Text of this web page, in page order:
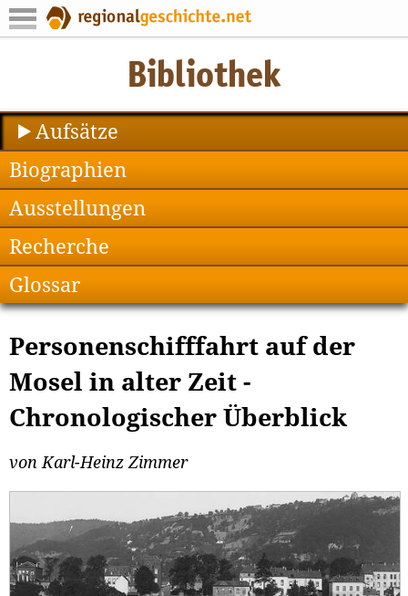
Aufsätze
Biographien
Ausstellungen
Recherche
Glossar
Personenschifffahrt auf der
Mosel in alter Zeit -
Chronologischer Überblick
von Karl-Heinz Zimmer